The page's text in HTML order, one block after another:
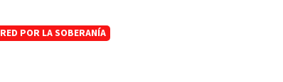
RED POR LA SOBERANÍA